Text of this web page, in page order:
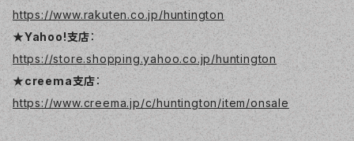
https://www.rakuten.co.jp/huntington
★Yahoo!支店：
https://store.shopping.yahoo.co.jp/huntington
★creema支店：
https://www.creema.jp/c/huntington/item/onsale